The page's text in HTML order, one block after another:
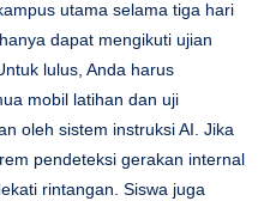
utama selama tiga hari
dapat mengikuti ujian
lulus, Anda harus
mobil latihan dan uji
oleh sistem instruksi AI. Jika
pendeteksi gerakan internal
rintangan. Siswa juga